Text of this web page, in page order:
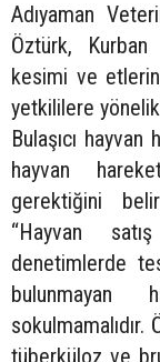
Adıyaman
Öztürk, Kurban
kesimi ve
yetkililere
Bulaşıcı hayvan
hayvan
gerektiğini
“Hayvan
denetimlerde
bulunmayan
tüberküloz ve